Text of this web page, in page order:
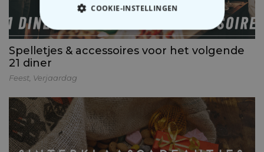
Spelletjes & accessoires voor het volgende
21 diner
Feest Verjaardag
COOKIE-INSTELLINGEN
NOODZAKELIJK